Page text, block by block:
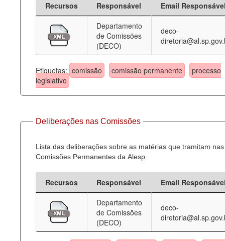
Recursos Responsável
Email
Departamento
de Comissões
(DECO)
deco-
Etiquetas: comissão comissão permanente
processo
legislativo
Deliberações nas Comissões
Lista das deliberações sobre as matérias que tramitam nas
Comissões Permanentes da Alesp.
Recursos Responsável
Email
Departamento
de Comissões
(DECO)
deco-